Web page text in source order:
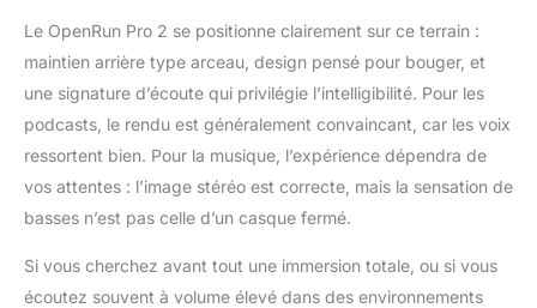
pendant vos
entraînements. Cette
fonctionnalité assure
votre sécurité tout en
expérience d'écoute.
Ce casque ajuste
intelligemment la plage
clair, même en
mouvement.
Le OpenRun Pro 2 se positionne clairement sur ce terrain :
maintien arrière type arceau, design pensé pour bouger, et
une signature d’écoute qui privilégie l’intelligibilité. Pour les
podcasts, le rendu est généralement convaincant, car les voix
ressortent bien. Pour la musique, l’expérience dépendra de
vos attentes : l’image stéréo est correcte, mais la sensation de
basses n’est pas celle d’un casque fermé.
Si vous cherchez avant tout une immersion totale, ou si vous
écoutez souvent à volume élevé dans des environnements